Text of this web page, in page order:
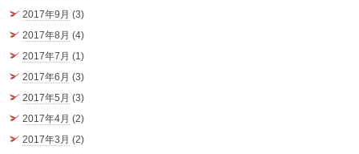
2017年9月 (3)
2017年8月 (4)
2017年7月 (1)
2017年6月 (3)
2017年5月 (3)
2017年4月 (2)
2017年3月 (2)